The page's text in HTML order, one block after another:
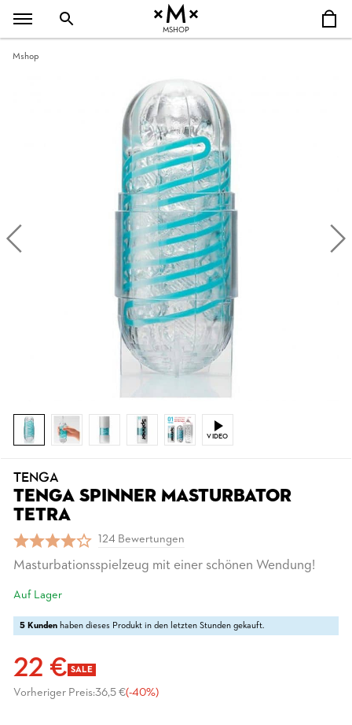
MSHOP
Mshop
VIDEO
TENGA
TENGA SPINNER MASTURBATOR
TETRA
124 Bewertungen
Masturbationsspielzeug mit einer schönen Wendung!
Auf Lager
5 Kunden haben dieses Produkt in den letzten Stunden gekauft.
22 € SALE
Vorheriger Preis:36,5 €(-40%)